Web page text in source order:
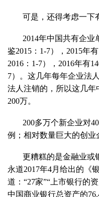
可是，还得考虑一下
2014年中国共有企业
鉴2015：1-7），2015年
2016：1-7），2016年有
7）。这几年每年企业法
法人注销的，所以这几
200万。
200多万个新企业对
例；相对数量巨大的创业
更糟糕的是金融业或
永道2017年4月给出的《
道：“27家”“上市银行的
中国商业银行总资产的